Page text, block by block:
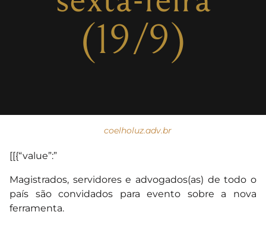
(19/9)
coelholuz.adv.br
[[{“value”:”
Magistrados, servidores e advogados(as) de todo o
país são convidados para evento sobre a nova
ferramenta.